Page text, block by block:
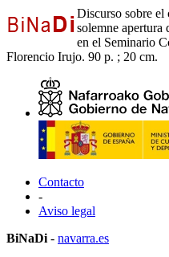
Discurso sobre el
solemne apertura
en el Seminario
Florencio Irujo. 90 p. ; 20 cm.
Contacto
-
Aviso legal
BiNaDi - navarra.es